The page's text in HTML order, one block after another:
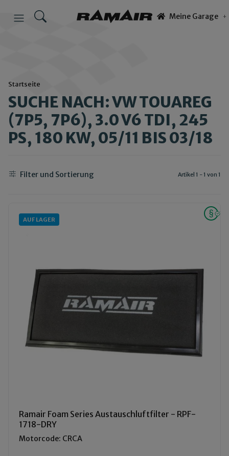
Meine Garage
Startseite
SUCHE NACH: VW TOUAREG
(7P5, 7P6), 3.0 V6 TDI, 245
PS, 180 KW, 05/11 BIS 03/18
Filter und Sortierung Artikel 1 - 1 von 1
AUF LAGER
Ramair Foam Series Austauschluftfilter - RPF-
1718-DRY
Motorcode: CRCA